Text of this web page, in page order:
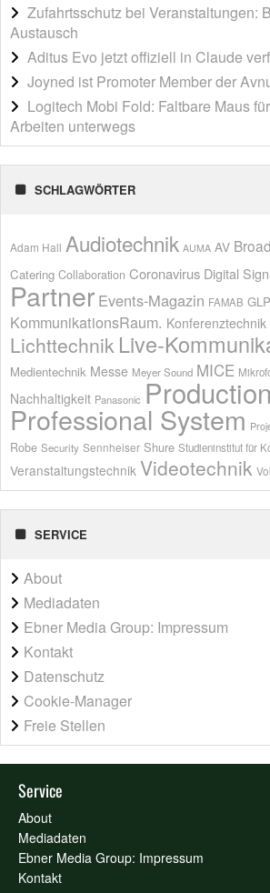
Zufahrtsschutz bei Veranstaltungen:
Austausch
Aditus Evo jetzt offiziell in Claude
Joyned ist Promoter Member der
Logitech Mobi Fold: Faltbare Maus
Arbeiten unterwegs
SCHLAGWÖRTER
Adam Hall Audiotechnik AUMA AV
Catering Collaboration Coronavirus Digital
Partner Events-Magazin FAMAB GLP
KommunikationsRaum. Konferenztechnik
Lichttechnik Live-
Medientechnik Messe Meyer Sound MICE
Nachhaltigkeit Panasonic
Professional System
Robe Security Sennheiser Shure Studieninstitut für
Veranstaltungstechnik Videotechnik
SERVICE
About
Mediadaten
Ebner Media Group: Impressum
Kontakt
Datenschutz
Cookie-Manager
Freie Stellen
Service
About
Mediadaten
Ebner Media Group: Impressum
Kontakt